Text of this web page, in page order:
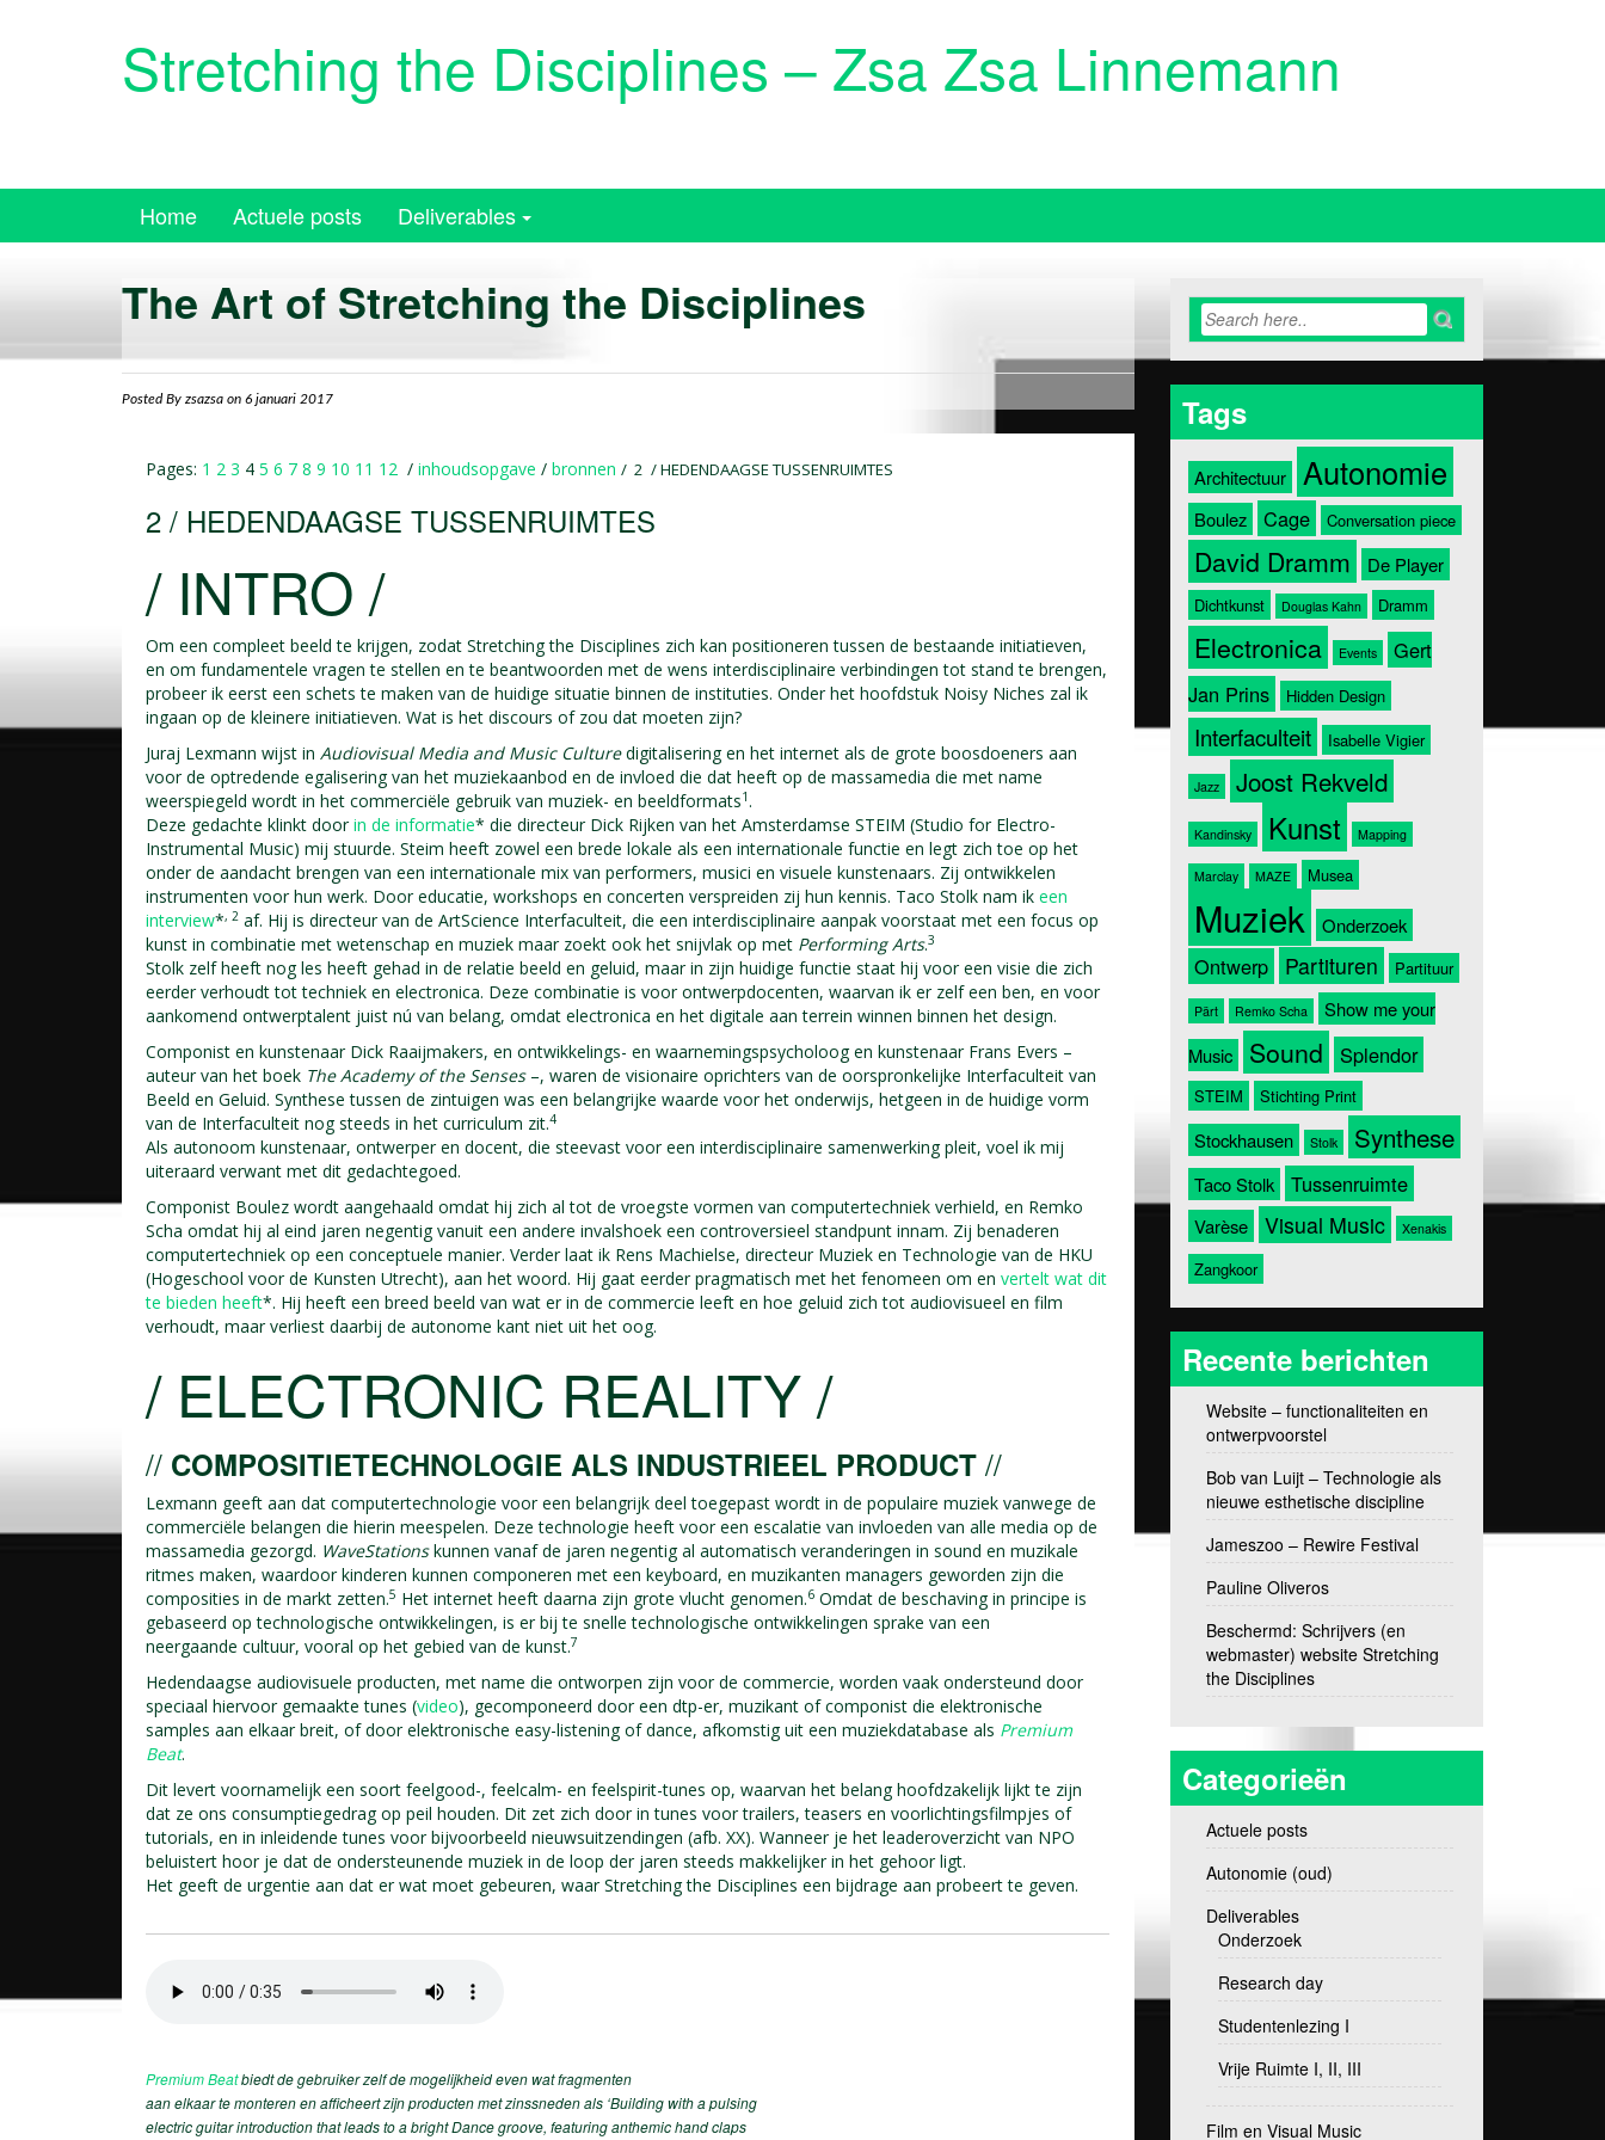
Stretching the Disciplines – Zsa Zsa Linnemann
Home Actuele posts Deliverables
The Art of Stretching the Disciplines
Posted By zsazsa on 6 januari 2017
Pages: 1 2 3 4 5 6 7 8 9 10 11 12 / inhoudsopgave / bronnen / 2 / HEDENDAAGSE TUSSENRUIMTES
2 / HEDENDAAGSE TUSSENRUIMTES
/ INTRO /
Om een compleet beeld te krijgen, zodat Stretching the Disciplines zich kan positioneren tussen de bestaande initiatieven,
en om fundamentele vragen te stellen en te beantwoorden met de wens interdisciplinaire verbindingen tot stand te brengen,
probeer ik eerst een schets te maken van de huidige situatie binnen de instituties. Onder het hoofdstuk Noisy Niches zal ik
ingaan op de kleinere initiatieven. Wat is het discours of zou dat moeten zijn?
Juraj Lexmann wijst in Audiovisual Media and Music Culturedigitalisering en het internet als de grote boosdoeners aan
voor de optredende egalisering van het muziekaanbod en de invloed die dat heeft op de massamedia die met name
weerspiegeld wordt in het commerciële gebruik van muziek- en beeldformats1.
Deze gedachte klinkt doorin de informatie* die directeur Dick Rijken van het Amsterdamse STEIM (Studio for Electro-
Instrumental Music) mij stuurde. Steim heeft zowel een brede lokale als een internationale functie en legt zich toe op het
onder de aandacht brengen van een internationale mix van performers, musici en visuele kunstenaars. Zij ontwikkelen
instrumenten voor hun werk. Door educatie, workshops en concerten verspreiden zij hun kennis. Taco Stolk nam ik een
interview*, 2 af. Hij is directeur van de ArtScience Interfaculteit, die een interdisciplinaire aanpak voorstaat met een focus op
kunst in combinatie met wetenschap en muziek maar zoekt ook het snijvlak op met Performing Arts.3
Stolk zelf heeft nog les heeft gehad in de relatie beeld en geluid, maar in zijn huidige functie staat hij voor een visie die zich
eerder verhoudt tot techniek en electronica. Deze combinatie is voor ontwerpdocenten, waarvan ik er zelf een ben, en voor
aankomend ontwerptalent juist nú van belang, omdat electronica en het digitale aan terrein winnen binnen het design.
Componist en kunstenaar Dick Raaijmakers, en ontwikkelings- en waarnemingspsycholoog en kunstenaar Frans Evers –
auteur van het boek The Academy of the Senses–, waren de visionaire oprichters van de oorspronkelijke Interfaculteit van
Beeld en Geluid. Synthese tussen de zintuigen was een belangrijke waarde voor het onderwijs, hetgeen in de huidige vorm
van de Interfaculteit nog steeds in het curriculum zit.4
Als autonoom kunstenaar, ontwerper en docent, die steevast voor een interdisciplinaire samenwerking pleit, voel ik mij
uiteraard verwant met dit gedachtegoed.
Componist Boulez wordt aangehaald omdat hij zich al tot de vroegste vormen van computertechniek verhield, en Remko
Scha omdat hij al eind jaren negentig vanuit een andere invalshoek een controversieel standpunt innam. Zij benaderen
computertechniek op een conceptuele manier. Verder laat ik Rens Machielse, directeur Muziek en Technologie van de HKU
(Hogeschool voor de Kunsten Utrecht), aan het woord. Hij gaat eerder pragmatisch met het fenomeen om en vertelt wat dit
te bieden heeft*. Hij heeft een breed beeld van wat er in de commercie leeft en hoe geluid zich tot audiovisueel en film
verhoudt, maar verliest daarbij de autonome kant niet uit het oog.
/ ELECTRONIC REALITY /
// COMPOSITIETECHNOLOGIE ALS INDUSTRIEEL PRODUCT //
Lexmann geeft aan dat computertechnologie voor een belangrijk deel toegepast wordt in de populaire muziek vanwege de
commerciële belangen die hierin meespelen. Deze technologie heeft voor een escalatie van invloeden van alle media op de
massamedia gezorgd. WaveStationskunnen vanaf de jaren negentig al automatisch veranderingen in sound en muzikale
ritmes maken, waardoor kinderen kunnen componeren met een keyboard, en muzikanten managers geworden zijn die
composities in de markt zetten.5 Het internet heeft daarna zijn grote vlucht genomen.6 Omdat de beschaving in principe is
gebaseerd op technologische ontwikkelingen, is er bij te snelle technologische ontwikkelingen sprake van een
neergaande cultuur, vooral op het gebied van de kunst.7
Hedendaagse audiovisuele producten, met name die ontworpen zijn voor de commercie, worden vaak ondersteund door
speciaal hiervoor gemaakte tunes (video), gecomponeerd door een dtp-er, muzikant of componist die elektronische
samples aan elkaar breit, of door elektronische easy-listening of dance, afkomstig uit een muziekdatabase als Premium
Beat.
Dit levert voornamelijk een soort feelgood-, feelcalm- en feelspirit-tunes op, waarvan het belang hoofdzakelijk lijkt te zijn
dat ze ons consumptiegedrag op peil houden. Dit zet zich door in tunes voor trailers, teasers en voorlichtingsfilmpjes of
tutorials, en in inleidende tunes voor bijvoorbeeld nieuwsuitzendingen (afb. XX). Wanneer je het leaderoverzicht van NPO
beluistert hoor je dat de ondersteunende muziek in de loop der jaren steeds makkelijker in het gehoor ligt.
Het geeft de urgentie aan dat er wat moet gebeuren, waar Stretching the Disciplines een bijdrage aan probeert te geven.
Premium Beatbiedt de gebruiker zelf de mogelijkheid even wat fragmenten
aan elkaar te monteren en afficheert zijn producten met zinssneden als ‘Building with a pulsing
electric guitar introduction that leads to a bright Dance groove, featuring anthemic hand claps
Tags
Architectuur Autonomie
Boulez Cage Conversation piece
David Dramm De Player
Dichtkunst Douglas Kahn Dramm
Electronica Events
Gert
Jan Prins
Hidden Design
Interfaculteit Isabelle Vigier
Jazz Joost Rekveld
Kandinsky Kunst Mapping
Marclay MAZE Musea
Muziek Onderzoek
Ontwerp Partituren Partituur
Pärt Remko Scha
Show me your
Music
Sound Splendor
STEIM Stichting Print
Stockhausen Stolk Synthese
Taco Stolk Tussenruimte
Varèse Visual Music Xenakis
Zangkoor
Recente berichten
Website – functionaliteiten en
ontwerpvoorstel
Bob van Luijt – Technologie als
nieuwe esthetische discipline
Jameszoo – Rewire Festival
Pauline Oliveros
Beschermd: Schrijvers (en
webmaster) website Stretching
the Disciplines
Categorieën
Actuele posts
Autonomie (oud)
Deliverables
Onderzoek
Research day
Studentenlezing I
Vrije Ruimte I, II, III
Film en Visual Music